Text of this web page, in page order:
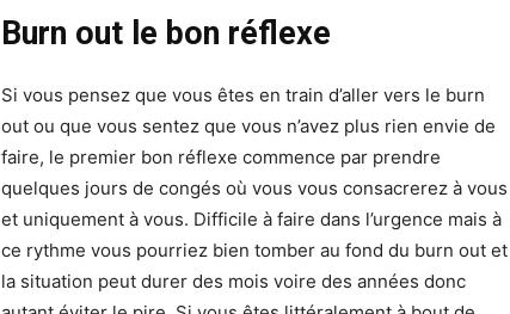
Burn out le bon réflexe
Si vous pensez que vous êtes en train d’aller vers le burn
out ou que vous sentez que vous n’avez plus rien envie de
faire, le premier bon réflexe commence par prendre
quelques jours de congés où vous vous consacrerez à vous
et uniquement à vous. Difficile à faire dans l’urgence mais à
ce rythme vous pourriez bien tomber au fond du burn out et
la situation peut durer des mois voire des années donc